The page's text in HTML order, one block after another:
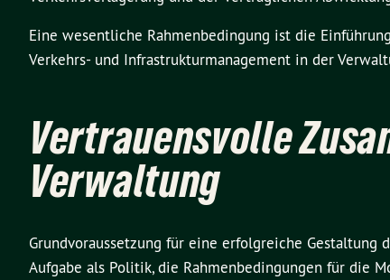
Eine wesentliche Rahmenbedingung ist die
Verkehrs- und Infrastrukturmanagement in der
Vertrauensvolle
Verwaltung
Grundvoraussetzung für eine erfolgreiche
Aufgabe als Politik, die Rahmenbedingungen für die